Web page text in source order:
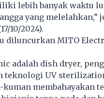
lebih banyak waktu
yang melelahkan,”
10/2024).
diluncurkan MITO
adalah dish dryer,
teknologi UV
membahayakan